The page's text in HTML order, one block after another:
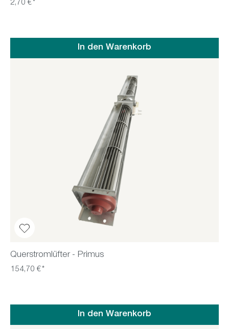
2,70 €*
In den Warenkorb
Querstromlüfter - Primus
154,70 €*
In den Warenkorb